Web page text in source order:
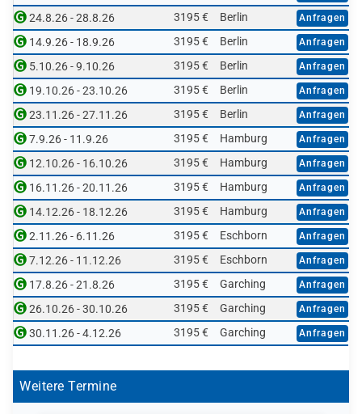
24.8.26 - 28.8.26 3195 € Berlin Anfragen
14.9.26 - 18.9.26 3195 € Berlin Anfragen
5.10.26 - 9.10.26 3195 € Berlin Anfragen
19.10.26 - 23.10.26 3195 € Berlin Anfragen
23.11.26 - 27.11.26 3195 € Berlin Anfragen
7.9.26 - 11.9.26 3195 € Hamburg Anfragen
12.10.26 - 16.10.26 3195 € Hamburg Anfragen
16.11.26 - 20.11.26 3195 € Hamburg Anfragen
14.12.26 - 18.12.26 3195 € Hamburg Anfragen
2.11.26 - 6.11.26 3195 € Eschborn Anfragen
7.12.26 - 11.12.26 3195 € Eschborn Anfragen
17.8.26 - 21.8.26 3195 € Garching Anfragen
26.10.26 - 30.10.26 3195 € Garching Anfragen
30.11.26 - 4.12.26 3195 € Garching Anfragen
Weitere Termine